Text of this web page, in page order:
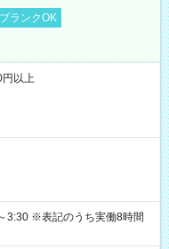
ブランクOK
以上
働8時間